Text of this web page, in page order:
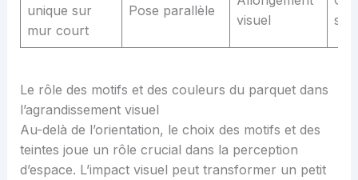
unique sur
mur court
Pose parallèle
visuel
Le rôle des motifs et des couleurs du parquet dans
l’agrandissement visuel
Au-delà de l’orientation, le choix des motifs et des
teintes joue un rôle crucial dans la perception
d’espace. L’impact visuel peut transformer un petit